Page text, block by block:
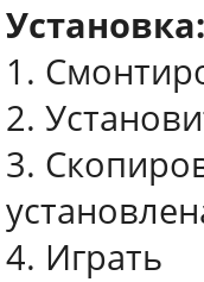
Установка:
1.
2.
3.
4. Играть